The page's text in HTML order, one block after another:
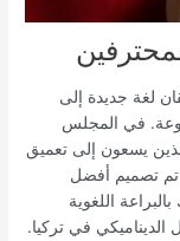
لغة جديدة إلى
في المجلس
يسعون إلى تعميق
تم تصميم أفضل
اللغوية
الديناميكي في تركيا.